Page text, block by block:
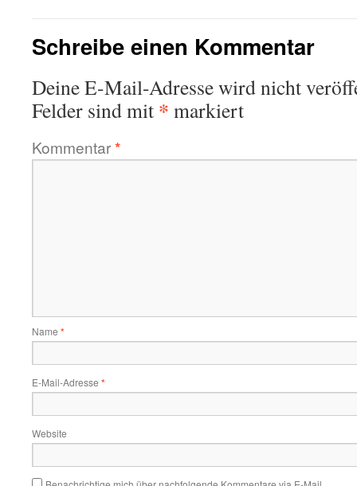
Schreibe einen Kommentar
Deine E-Mail-Adresse wird nicht
Felder sind mit * markiert
Kommentar*
Name *
E-Mail-Adresse *
Website